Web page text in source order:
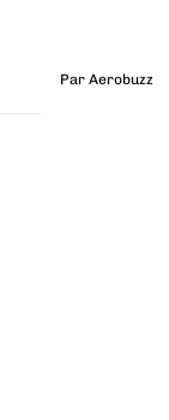
Par Aerobuzz